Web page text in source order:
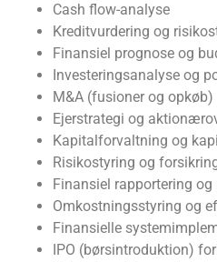
Cash flow-analyse
Kreditvurdering og
Finansiel prognose og
Investeringsanalyse og
M&A (fusioner og
Ejerstrategi og
Kapitalforvaltning og
Risikostyring og
Finansiel rapportering
Omkostningsstyring og
Finansielle
IPO (børsintroduktion)